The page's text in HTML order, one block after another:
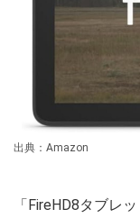
出典：Amazon
「FireHD8タブレ